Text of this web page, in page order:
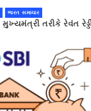
ભારત સમાચાર
મુખ્યમંત્રી તરીકે રેવંત